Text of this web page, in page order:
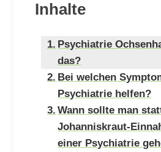
Inhalte
Psychiatrie
das?
Bei welchen
Psychiatrie helfen?
Wann sollte man
Johanniskraut-
einer Psychiatrie